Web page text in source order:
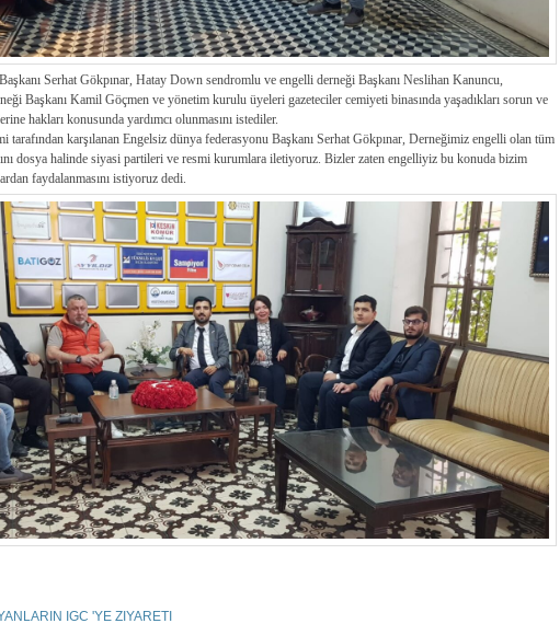
Serhat Gökpınar, Hatay Down sendromlu ve engelli derneği Başkanı Neslihan Kanuncu,
Başkanı Kamil Göçmen ve yönetim kurulu üyeleri gazeteciler cemiyeti binasında yaşadıkları sorun ve
hakları konusunda yardımcı olunmasını istediler.
tarafından karşılanan Engelsiz dünya federasyonu Başkanı Serhat Gökpınar, Derneğimiz engelli olan tüm
dosya halinde siyasi partileri ve resmi kurumlara iletiyoruz. Bizler zaten engelliyiz bu konuda bizim
faydalanmasını istiyoruz dedi.
IGC 'YE ZIYARETI